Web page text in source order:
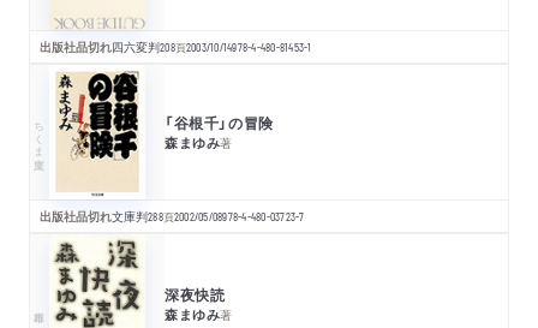
出版社品切れ四六変判208頁2003/10/14978-4-480-81453-1
ちくま文庫 「谷根千」の冒険
森まゆみ著
出版社品切れ文庫判288頁2002/05/08978-4-480-03723-7
深夜快読
森まゆみ著